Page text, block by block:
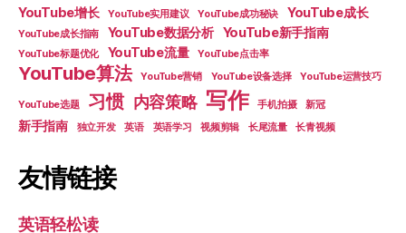
YouTube增长 YouTube实用建议 YouTube成功秘诀 YouTube成长
YouTube成长指南 YouTube数据分析 YouTube新手指南
YouTube标题优化 YouTube流量 YouTube点击率
YouTube算法 YouTube营销 YouTube设备选择 YouTube运营技巧
YouTube选题 习惯 内容策略 写作 手机拍摄 新冠
新手指南 独立开发 英语 英语学习 视频剪辑 长尾流量 长青视频
友情链接
英语轻松读